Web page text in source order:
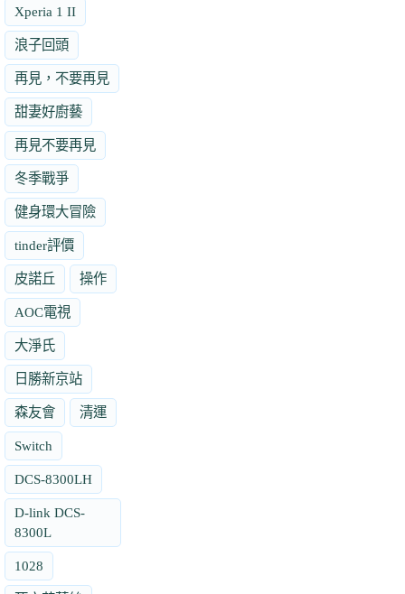
Xperia 1 II
浪子回頭
再見，不要再見
甜妻好廚藝
再見不要再見
冬季戰爭
健身環大冒險
tinder評價
皮諾丘 操作
AOC電視
大淨氏
日勝新京站
森友會 清運
Switch
DCS-8300LH
D-link DCS-
8300L
1028